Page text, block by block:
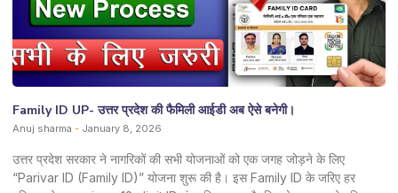
Family ID UP- उत्तर प्रदेश की फैमिली आईडी अब ऐसे बनेगी।
Anuj sharma January 8, 2026
उत्तर प्रदेश सरकार ने नागरिकों की सभी योजनाओं को एक जगह जोड़ने के लिए
“Parivar ID (Family ID)” योजना शुरू की है। इस Family ID के जरिए हर